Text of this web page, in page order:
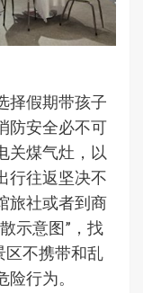
择假期带孩子
防安全必不可
关煤气灶，以
行往返坚决不
旅社或者到商
示意图”，找
区不携带和乱
行为。